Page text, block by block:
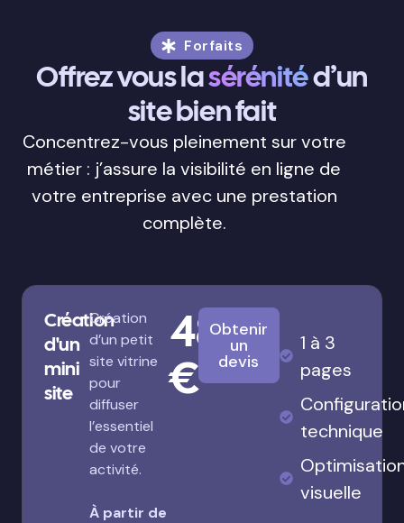
Forfaits
Offrez vous lasérénitéd’un
site bien fait
Concentrez-vous pleinement sur votre
métier : j’assure la visibilité en ligne de
votre entreprise avec une prestation
complète.
Création
d'un
mini
site
Création
d’un petit
site vitrine
pour
diffuser
l’essentiel
de votre
activité.
À partir de
480
€
Obtenir
un
devis
1 à 3
pages
technique
visuelle